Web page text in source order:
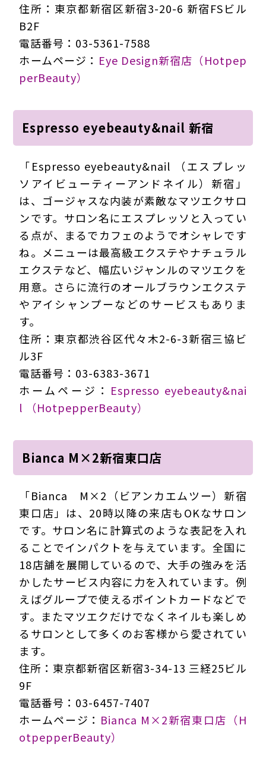
住所：東京都新宿区新宿3-20-6 新宿FSビル
B2F
電話番号：03-5361-7588
ホームページ： Eye Design新宿店（Hotpep
perBeauty）
Espresso eyebeauty&nail 新宿
「Espresso eyebeauty&nail （エスプレッ
ソアイビューティーアンドネイル）新宿」
は、ゴージャスな内装が素敵なマツエクサロ
ンです。サロン名にエスプレッソと入ってい
る点が、まるでカフェのようでオシャレです
ね。メニューは最高級エクステやナチュラル
エクステなど、幅広いジャンルのマツエクを
用意。さらに流行のオールブラウンエクステ
やアイシャンプーなどのサービスもありま
す。
住所：東京都渋谷区代々木2-6-3新宿三協ビ
ル3F
電話番号：03-6383-3671
ホームページ： Espresso eyebeauty&nai
l （HotpepperBeauty）
Bianca M×2新宿東口店
「Bianca M×2（ビアンカエムツー）新宿
東口店」は、20時以降の来店もOKなサロン
です。サロン名に計算式のような表記を入れ
ることでインパクトを与えています。全国に
18店舗を展開しているので、大手の強みを活
かしたサービス内容に力を入れています。例
えばグループで使えるポイントカードなどで
す。またマツエクだけでなくネイルも楽しめ
るサロンとして多くのお客様から愛されてい
ます。
住所：東京都新宿区新宿3-34-13 三経25ビル
9F
電話番号：03-6457-7407
ホームページ： Bianca M×2新宿東口店（H
otpepperBeauty）